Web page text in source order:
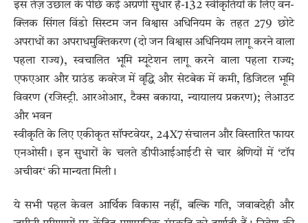
इस तेज़ उछाल के पीछे कई अग्रणी सुधार हैं-132 स्वीकृतियों के लिए वन-
क्लिक सिंगल विंडो सिस्टम जन विश्वास अधिनियम के तहत 279 छोटे
अपराधों का अपराधमुक्तिकरण (दो जन विश्वास अधिनियम लागू करने वाला
पहला राज्य), स्वचालित भूमि म्यूटेशन लागू करने वाला पहला राज्य;
एफएआर और ग्राउंड कवरेज में वृद्धि और सेटबेक में कमी, डिजिटल भूमि
विवरण (रजिस्ट्री. आरओआर, टैक्स बकाया, न्यायालय प्रकरण); लेआउट
और भवन
स्वीकृति के लिए एकीकृत सॉफ्टवेयर, 24X7 संचालन और विस्तारित फायर
एनओसी। इन सुधारों के चलते डीपीआईआईटी से चार श्रेणियों में ‘टॉप
अचीवर‘ की मान्यता मिली।
ये सभी पहल केवल आर्थिक विकास नहीं, बल्कि गति, जवाबदेही और